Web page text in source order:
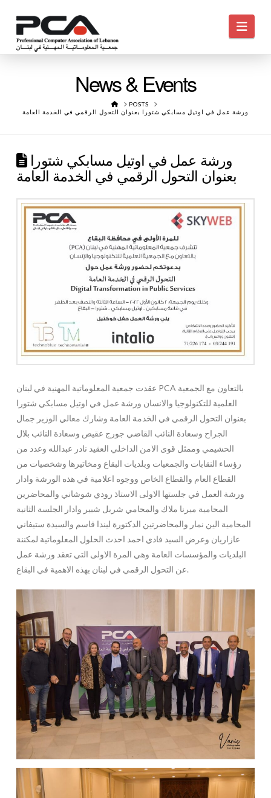
News & Events
HOMEPOSTS
ورشة عمل في اوتيل مسابكي شتورا بعنوان التحول الرقمي في الخدمة العامة
ورشة عمل في اوتيل مسابكي شتورا
بعنوان التحول الرقمي في الخدمة العامة
عقدت جمعية المعلوماتية المهنية في لبنان PCA بالتعاون مع الجمعية
العلمية للتكنولوجيا والانسان ورشة عمل في اوتيل مسابكي شتورا
بعنوان التحول الرقمي في الخدمة العامة وشارك معالي الوزير جمال
الجراح وسعادة النائب القاضي جورج عقيص وسعادة النائب بلال
الحشيمي وممثل قوى الامن الداخلي العقيد نادر عبدالله وعدد من
رؤساء النقابات والجمعيات وبلديات البقاع ومخاتيرها وشخصيات من
القطاع العام والقطاع الخاص ووجوه اعلامية في هذه الورشة وادار
ورشة العمل في جلستها الاولى الاستاذ رودي شوشاني والمحاضرين
المحامية ميرنا ملاك والمحامي شربل شبير وادار الجلسة الثانية
المحامية الين نمار والمحاضرتين الدكتورة ليندا قاسم والسيدة ستيفاني
عازاريان وعرض السيد فادي احمد احدث الحلول المعلوماتية لمكننة
البلديات والمؤسسات العامة وهي المرة الاولى التي تعقد ورشة عمل
عن التحول الرقمي في لبنان بهذه الاهمية في البقاع.